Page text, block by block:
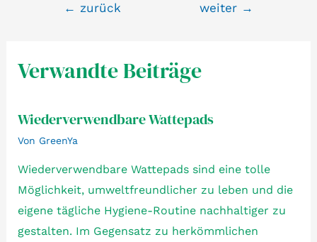
Beitragsnavigation
← zurück weiter →
Verwandte Beiträge
Wiederverwendbare Wattepads
Von GreenYa
Wiederverwendbare Wattepads sind eine tolle
Möglichkeit, umweltfreundlicher zu leben und die
eigene tägliche Hygiene-Routine nachhaltiger zu
gestalten. Im Gegensatz zu herkömmlichen